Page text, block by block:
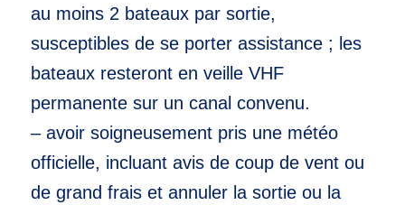
au moins 2 bateaux par sortie,
susceptibles de se porter assistance ; les
bateaux resteront en veille VHF
permanente sur un canal convenu.
– avoir soigneusement pris une météo
officielle, incluant avis de coup de vent ou
de grand frais et annuler la sortie ou la